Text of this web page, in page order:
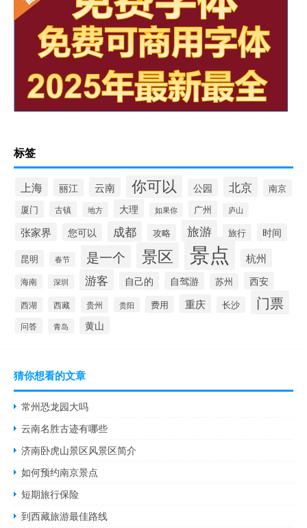
标签
上海 丽江 云南 你可以 公园 北京
南京
厦门
古镇 地方 大理 如果你 广州 庐山
张家界 您可以 成都 攻略 旅游 旅行 时间
昆明 春节 是一个 景区 景点 杭州
海南 深圳 游客 自己的 自驾游 苏州 西安
西湖 西藏 贵州 贵阳 费用 重庆 长沙 门票
问答 青岛 黄山
猜你想看的文章
常州恐龙园大吗
云南名胜古迹有哪些
济南卧虎山景区风景区简介
如何预约南京景点
短期旅行保险
到西藏旅游最佳路线